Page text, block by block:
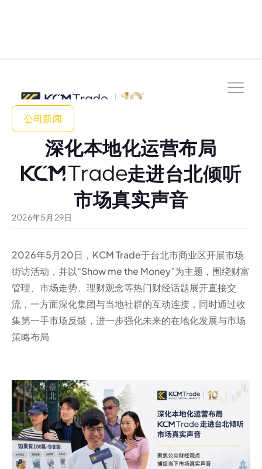
公司新闻
深化本地化运营布局
走进台北倾听
市场真实声音
2026年5 月 29日
2026年5月20日，KCM Trade于台北市商业区开展市场
街访活动，并以“Show me the Money”为主题，围绕财富
管理、市场走势、理财观念等热门财经话题展开直接交
流，一方面深化集团与当地社群的互动连接，同时通过收
集第一手市场反馈，进一步强化未来的在地化发展与市场
策略布局